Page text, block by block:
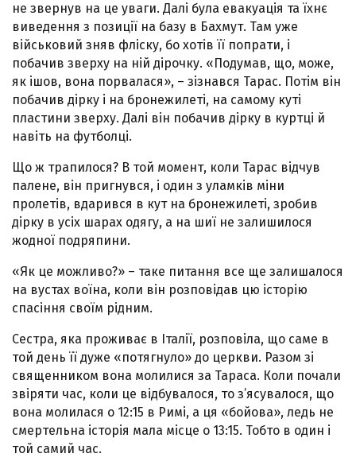
не звернув на це уваги. Далі була евакуація та їхнє
виведення з позиції на базу в Бахмут. Там уже
військовий зняв фліску, бо хотів її попрати, і
побачив зверху на ній дірочку. «Подумав, що, може,
як ішов, вона порвалася», – зізнався Тарас. Потім він
побачив дірку і на бронежилеті, на самому куті
пластини зверху. Далі він побачив дірку в куртці й
навіть на футболці.
Що ж трапилося? В той момент, коли Тарас відчув
палене, він пригнувся, і один з уламків міни
пролетів, вдарився в кут на бронежилеті, зробив
дірку в усіх шарах одягу, а на шиї не залишилося
жодної подряпини.
«Як це можливо?» – таке питання все ще залишалося
на вустах воїна, коли він розповідав цю історію
спасіння своїм рідним.
Сестра, яка проживає в Італії, розповіла, що саме в
той день її дуже «потягнуло» до церкви. Разом зі
священником вона молилися за Тараса. Коли почали
звіряти час, коли це відбувалося, то з’ясувалося, що
вона молилася о 12:15 в Римі, а ця «бойова», ледь не
смертельна історія мала місце о 13:15. Тобто в один і
той самий час.